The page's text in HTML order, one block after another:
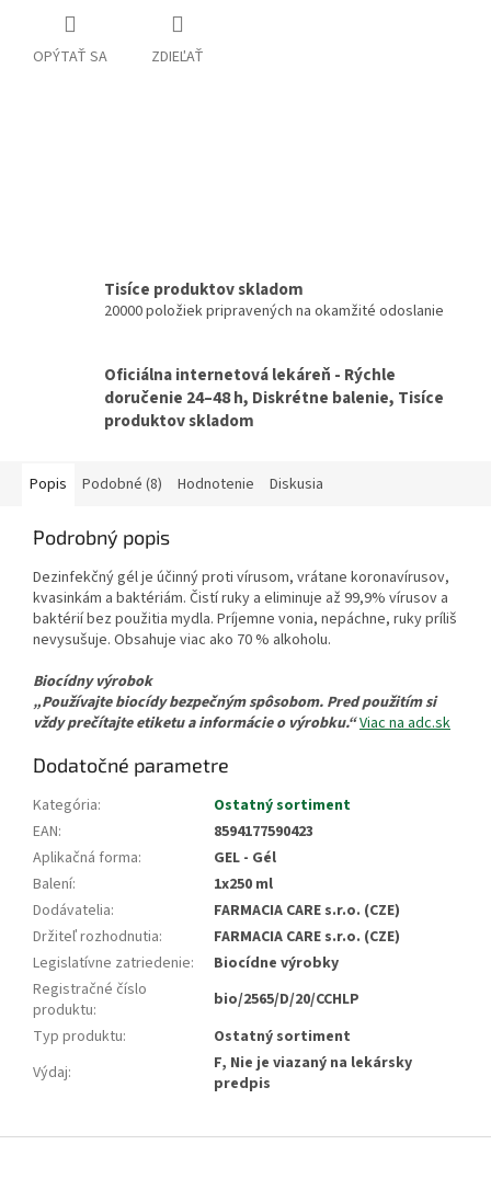
OPÝTAŤ SA ZDIEĽAŤ
Tisíce produktov skladom
20000 položiek pripravených na okamžité odoslanie
Oficiálna internetová lekáreň - Rýchle
doručenie 24–48 h, Diskrétne balenie, Tisíce
produktov skladom
Popis Podobné (8) Hodnotenie Diskusia
Podrobný popis
Dezinfekčný gél je účinný proti vírusom, vrátane koronavírusov,
kvasinkám a baktériám. Čistí ruky a eliminuje až 99,9% vírusov a
baktérií bez použitia mydla. Príjemne vonia, nepáchne, ruky príliš
nevysušuje. Obsahuje viac ako 70 % alkoholu.
Biocídny výrobok
„Používajte biocídy bezpečným spôsobom. Pred použitím si
vždy prečítajte etiketu a informácie o výrobku.“Viac na adc.sk
Dodatočné parametre
Kategória:
Ostatný sortiment
EAN:
8594177590423
Aplikačná forma:
GEL - Gél
Balení:
1x250 ml
Dodávatelia:
FARMACIA CARE s.r.o. (CZE)
Držiteľ rozhodnutia:
FARMACIA CARE s.r.o. (CZE)
Legislatívne zatriedenie:
Biocídne výrobky
Registračné číslo
produktu:
bio/2565/D/20/CCHLP
Typ produktu:
Ostatný sortiment
Výdaj:
F, Nie je viazaný na lekársky
predpis